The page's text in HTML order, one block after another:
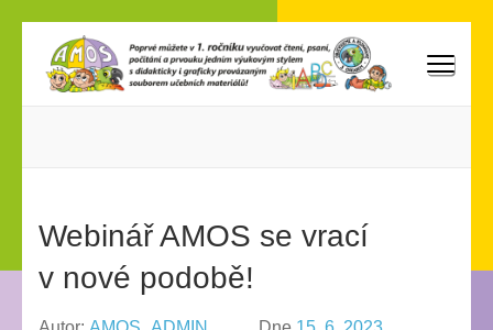
Přeskočit
obsahAMOS
Webinář AMOS se vrací
v nové podobě!